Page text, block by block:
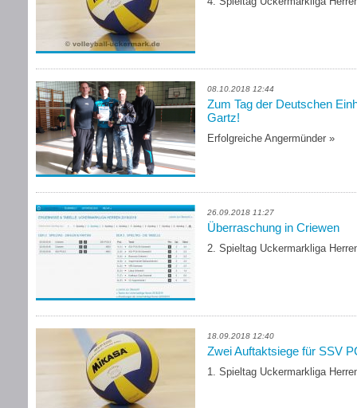
08.10.2018 12:44
Zum Tag der Deutschen
Gartz!
Erfolgreiche Angermünder »
26.09.2018 11:27
Überraschung in Criewen
2. Spieltag Uckermarkliga
18.09.2018 12:40
Zwei Auftaktsiege für SSV
1. Spieltag Uckermarkliga